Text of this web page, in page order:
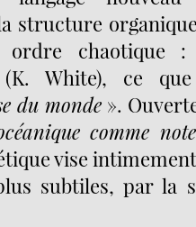
structure
ordre
White), ce que
du monde ».
comme
vise
subtiles, par la